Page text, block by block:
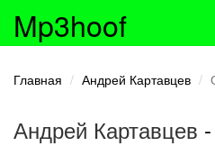
Mp3hoof
Главная Андрей Картавцев
Андрей Картавцев